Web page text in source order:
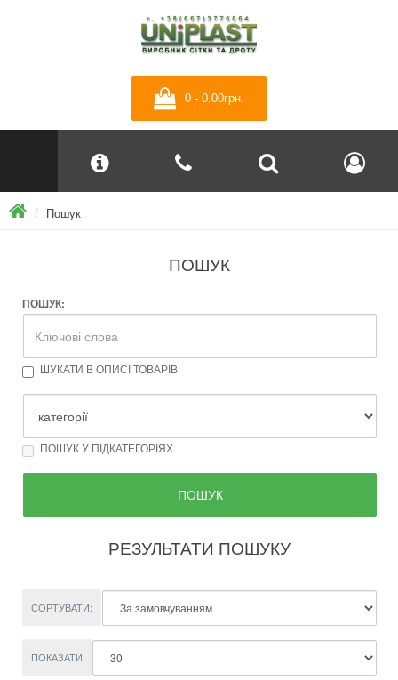
0 - 0.00грн.
Пошук
ПОШУК
ПОШУК:
ШУКАТИ В ОПИСІ ТОВАРІВ
ПОШУК У ПІДКАТЕГОРІЯХ
РЕЗУЛЬТАТИ ПОШУКУ
СОРТУВАТИ:
ПОКАЗАТИ